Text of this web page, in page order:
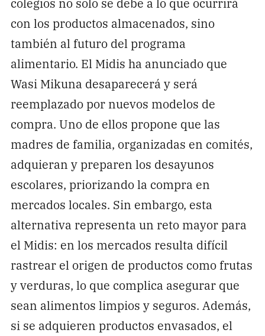
con los productos almacenados, sino
también al futuro del programa
alimentario. El Midis ha anunciado que
Wasi Mikuna desaparecerá y será
reemplazado por nuevos modelos de
compra. Uno de ellos propone que las
madres de familia, organizadas en comités,
adquieran y preparen los desayunos
escolares, priorizando la compra en
mercados locales. Sin embargo, esta
alternativa representa un reto mayor para
el Midis: en los mercados resulta difícil
rastrear el origen de productos como frutas
y verduras, lo que complica asegurar que
sean alimentos limpios y seguros. Además,
si se adquieren productos envasados, el